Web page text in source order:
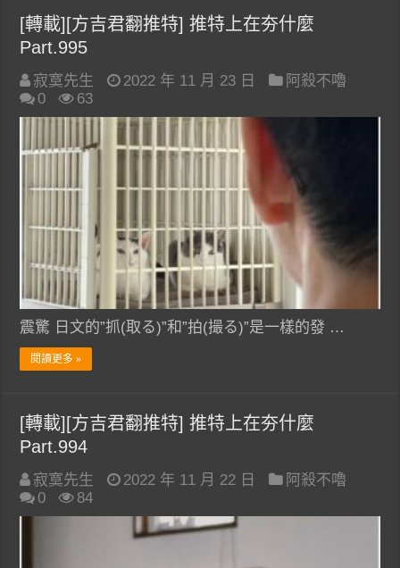
[轉載][方吉君翻推特] 推特上在夯什麼
Part.995
寂寞先生 2022 年 11 月 23 日
阿殺不嚕
0
63
震驚 日文的”抓(取る)”和”拍(撮る)”是一樣的發 …
閱讀更多 »
[轉載][方吉君翻推特] 推特上在夯什麼
Part.994
寂寞先生 2022 年 11 月 22 日
阿殺不嚕
0
84